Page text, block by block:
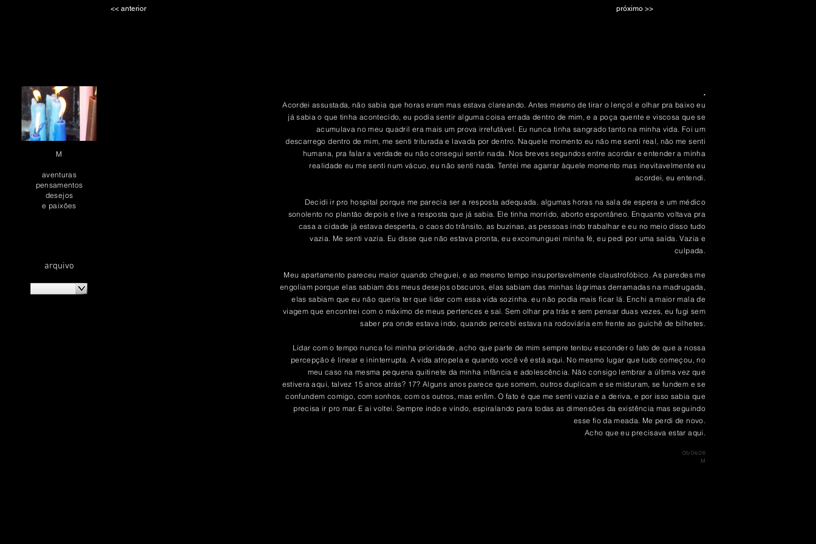
<< anterior próximo >>
M
aventuras
pensamentos
desejos
e paixões
arquivo
.
Acordei assustada, não sabia que horas eram mas estava clareando. Antes mesmo de tirar o lençol e olhar pra baixo eu
já sabia o que tinha acontecido, eu podia sentir alguma coisa errada dentro de mim, e a poça quente e viscosa que se
acumulava no meu quadril era mais um prova irrefutável. Eu nunca tinha sangrado tanto na minha vida. Foi um
descarrego dentro de mim, me senti triturada e lavada por dentro. Naquele momento eu não me senti real, não me senti
humana, pra falar a verdade eu não consegui sentir nada. Nos breves segundos entre acordar e entender a minha
realidade eu me senti num vácuo, eu não senti nada. Tentei me agarrar àquele momento mas inevitavelmente eu
acordei, eu entendi.
Decidi ir pro hospital porque me parecia ser a resposta adequada. algumas horas na sala de espera e um médico
sonolento no plantão depois e tive a resposta que já sabia. Ele tinha morrido, aborto espontâneo. Enquanto voltava pra
casa a cidade já estava desperta, o caos do trânsito, as buzinas, as pessoas indo trabalhar e eu no meio disso tudo
vazia. Me senti vazia. Eu disse que não estava pronta, eu excomunguei minha fé, eu pedi por uma saída. Vazia e
culpada.
Meu apartamento pareceu maior quando cheguei, e ao mesmo tempo insuportavelmente claustrofóbico. As paredes me
engoliam porque elas sabiam dos meus desejos obscuros, elas sabiam das minhas lágrimas derramadas na madrugada,
elas sabiam que eu não queria ter que lidar com essa vida sozinha. eu não podia mais ficar lá. Enchi a maior mala de
viagem que encontrei com o máximo de meus pertences e saí. Sem olhar pra trás e sem pensar duas vezes, eu fugi sem
saber pra onde estava indo, quando percebi estava na rodoviária em frente ao guichê de bilhetes.
Lidar com o tempo nunca foi minha prioridade, acho que parte de mim sempre tentou esconder o fato de que a nossa
percepção é linear e ininterrupta. A vida atropela e quando você vê está aqui. No mesmo lugar que tudo começou, no
meu caso na mesma pequena quitinete da minha infância e adolescência. Não consigo lembrar a última vez que
estivera aqui, talvez 15 anos atrás? 17? Alguns anos parece que somem, outros duplicam e se misturam, se fundem e se
confundem comigo, com sonhos, com os outros, mas enfim. O fato é que me senti vazia e a deriva, e por isso sabia que
precisa ir pro mar. E ai voltei. Sempre indo e vindo, espiralando para todas as dimensões da existência mas seguindo
esse fio da meada. Me perdi de novo.
Acho que eu precisava estar aqui.
05/04/26
M